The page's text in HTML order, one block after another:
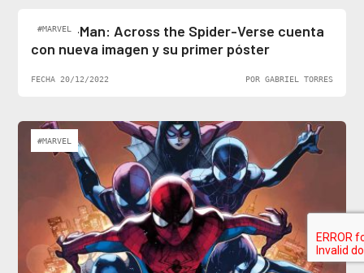
#MARVEL
Spider-Man: Across the Spider-Verse cuenta
con nueva imagen y su primer póster
FECHA 20/12/2022 POR GABRIEL TORRES
#MARVEL